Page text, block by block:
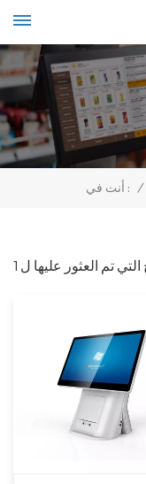
أنت في : /